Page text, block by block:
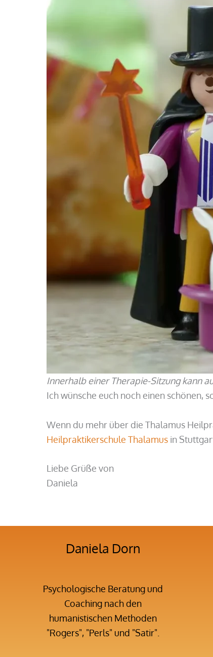
Innerhalb einer Therapie-Sitzung kann
Ich wünsche euch noch einen schönen,
Wenn du mehr über die Thalamus
Heilpraktikerschule Thalamus in
Liebe Grüße von
Daniela
Daniela Dorn
Psychologische Beratung und
Coaching nach den
humanistischen Methoden
"Rogers", "Perls" und "Satir".